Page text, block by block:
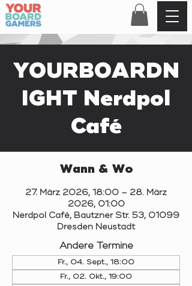
YOURBOARDN
IGHT Nerdpol
Café
Wann & Wo
27. März 2026, 18:00 – 28. März
2026, 01:00
Nerdpol Café, Bautzner Str. 53, 01099
Dresden Neustadt
Andere Termine
Fr., 04. Sept., 18:00
Fr., 02. Okt., 19:00